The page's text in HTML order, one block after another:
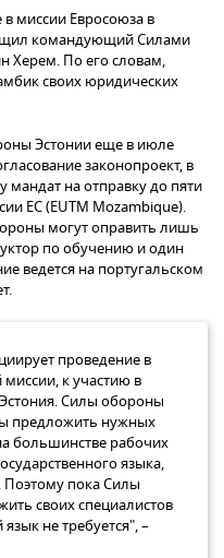
в миссии Евросоюза в
командующий Силами
Херем. По его словам,
своих юридических
Эстонии еще в июле
законопроект, в
мандат на отправку до пяти
ЕС (EUTM Mozambique).
могут оправить лишь
по обучению и один
ведется на португальском
проведение в
к участию в
Силы обороны
предложить нужных
большинстве рабочих
языка,
Поэтому пока Силы
своих специалистов
не требуется", –